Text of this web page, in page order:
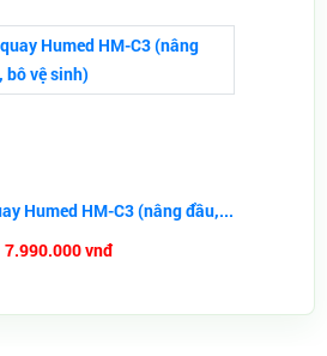
Humed HM-C3 (nâng đầu,...
7.990.000 vnđ